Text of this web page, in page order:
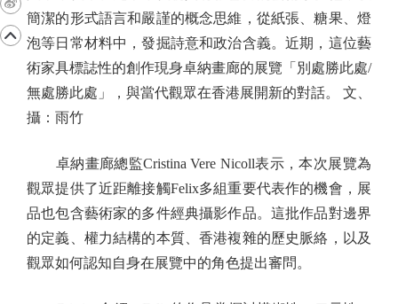
簡潔的形式語言和嚴謹的概念思維，從紙張、糖果、燈
泡等日常材料中，發掘詩意和政治含義。近期，這位藝
術家具標誌性的創作現身卓納畫廊的展覽「別處勝此處/
無處勝此處」，與當代觀眾在香港展開新的對話。 文、
攝：雨竹
卓納畫廊總監Cristina Vere Nicoll表示，本次展覽為
觀眾提供了近距離接觸Felix多組重要代表作的機會，展
品也包含藝術家的多件經典攝影作品。這批作品對邊界
的定義、權力結構的本質、香港複雜的歷史脈絡，以及
觀眾如何認知自身在展覽中的角色提出審問。